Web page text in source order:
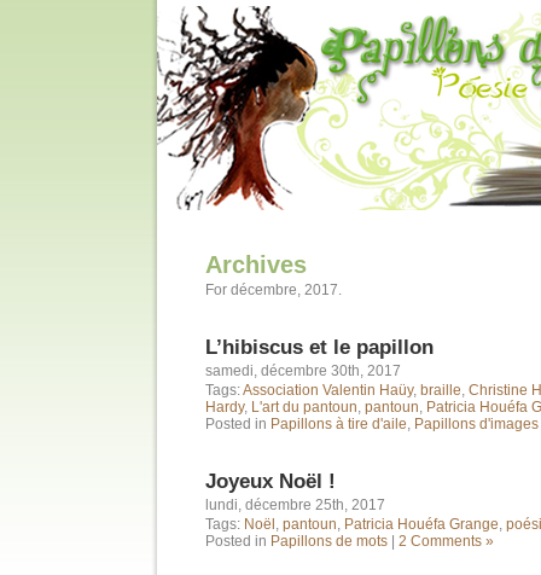
Archives
For décembre, 2017.
L’hibiscus et le papillon
samedi, décembre 30th, 2017
Tags:Association Valentin Haüy, braille, Christine
Hardy, L'art du pantoun, pantoun, Patricia Houéfa
Posted in Papillons à tire d'aile, Papillons d'images
Joyeux Noël !
lundi, décembre 25th, 2017
Tags: Noël , pantoun, Patricia Houéfa Grange,
Posted in Papillons de mots 2 Comments »